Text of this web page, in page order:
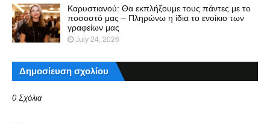
Καρυστιανού: Θα εκπλήξουμε τους πάντες με το
ποσοστό μας – Πληρώνω η ίδια το ενοίκιο των
γραφείων μας
July 24, 2026
Δημοσίευση σχολίου
0 Σχόλια